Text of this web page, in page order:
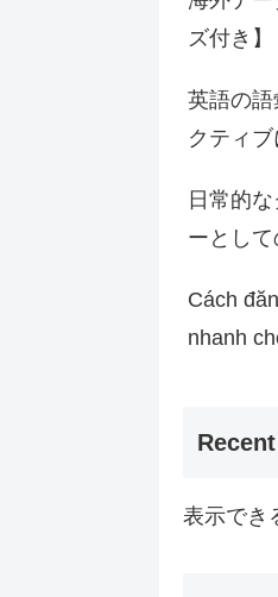
ズ付き】
英語の
クティブ
日常的
ーとし
Cách
nhanh
表示でき